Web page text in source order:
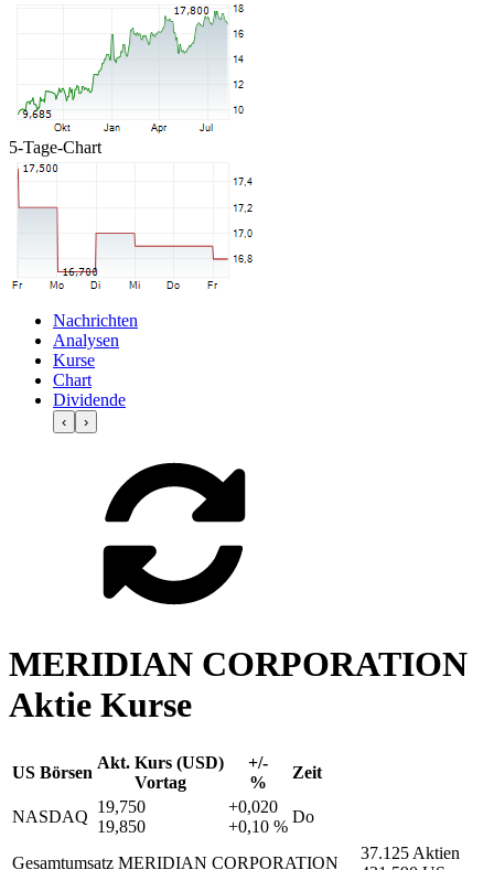
5-Tage-Chart
Nachrichten
Analysen
Kurse
Chart
Dividende
‹ ›
MERIDIAN CORPORATION
Aktie Kurse
US Börsen
Akt. Kurs (USD)
Vortag
+/-
%
Zeit
NASDAQ
19,750
19,850
+0,020
+0,10 %
Do
Gesamtumsatz MERIDIAN CORPORATION
37.125 Aktien